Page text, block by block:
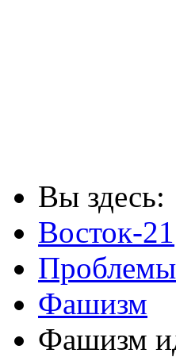
Вы здесь:
Восток-21
Проблемы
Фашизм
Фашизм